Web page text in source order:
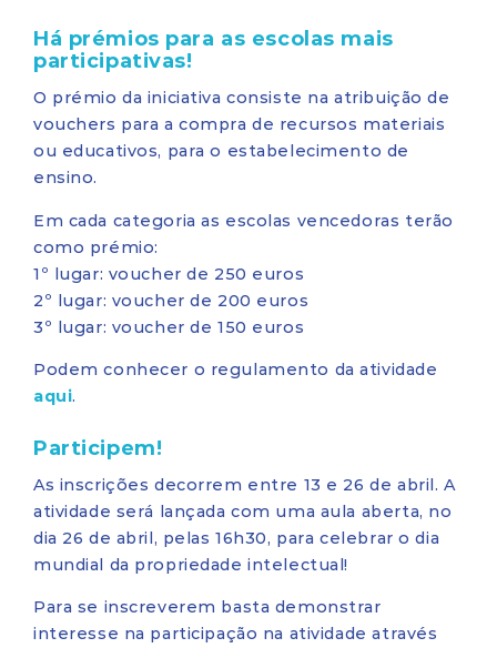
Há prémios para as escolas mais
participativas!
O prémio da iniciativa consiste na atribuição de
vouchers para a compra de recursos materiais
ou educativos, para o estabelecimento de
ensino.
Em cada categoria as escolas vencedoras terão
como prémio:
1º lugar: voucher de 250 euros
2º lugar: voucher de 200 euros
3º lugar: voucher de 150 euros
Podem conhecer o regulamento da atividade
aqui.
Participem!
As inscrições decorrem entre 13 e 26 de abril. A
atividade será lançada com uma aula aberta, no
dia 26 de abril, pelas 16h30, para celebrar o dia
mundial da propriedade intelectual!
Para se inscreverem basta demonstrar
interesse na participação na atividade através